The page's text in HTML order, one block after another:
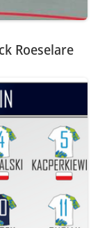
Roeselare